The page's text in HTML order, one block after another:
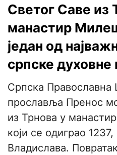
Светог Саве из
манастир
један од
српске духовне
Српска Православна
прославља Пренос
из Трнова у
који се одиграо
Владислава.